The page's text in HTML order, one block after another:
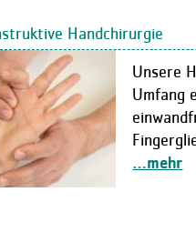
Handchirurgie
Unsere
Umfang
…mehr